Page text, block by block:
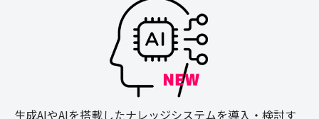
生成AIやAIを搭載したナレッジシステムを導入・検討す